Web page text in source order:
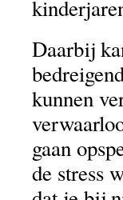
Daarbij
kunnen
gaan
de stress